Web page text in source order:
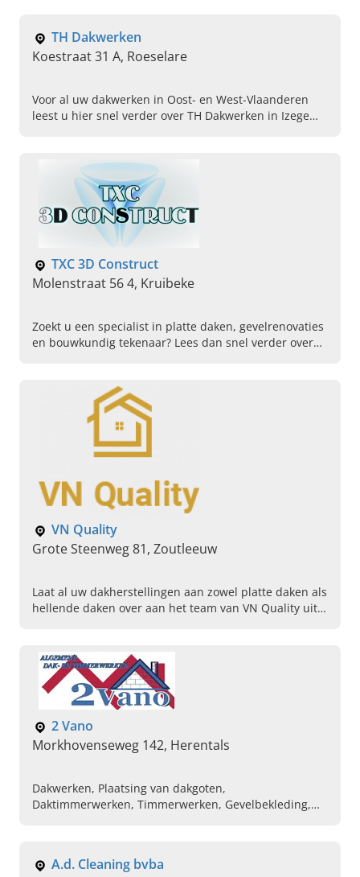
TH Dakwerken
Koestraat 31 A, Roeselare
Voor al uw dakwerken in Oost- en West-Vlaanderen
leest u hier snel verder over TH Dakwerken in Izegem!
TXC 3D Construct
Molenstraat 56 4, Kruibeke
Zoekt u een specialist in platte daken, gevelrenovaties
en bouwkundig tekenaar? Lees dan snel verder over
VN Quality
Grote Steenweg 81, Zoutleeuw
Laat al uw dakherstellingen aan zowel platte daken als
hellende daken over aan het team van VN Quality uit
2 Vano
Morkhovenseweg 142, Herentals
Dakwerken, Plaatsing van dakgoten,
Daktimmerwerken, Timmerwerken, Gevelbekleding,
A.d. Cleaning bvba